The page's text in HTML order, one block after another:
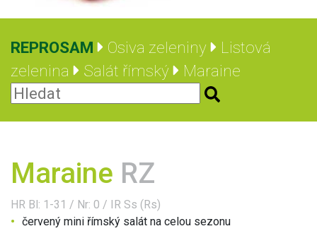
REPROSAM Osiva zeleniny
Listová
zelenina
Salát římský Maraine
Maraine RZ
HR Bl: 1-31 / Nr: 0 / IR Ss (Rs)
červený mini římský salát na celou sezonu